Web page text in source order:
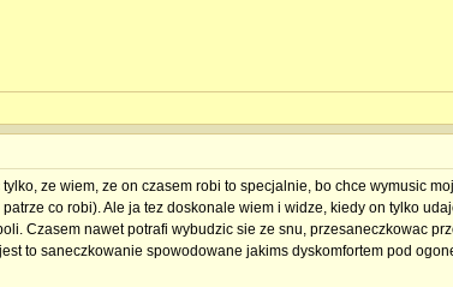
ze wiem, ze on czasem robi to specjalnie, bo chce wymusic
co robi). Ale ja tez doskonale wiem i widze, kiedy on tylko
Czasem nawet potrafi wybudzic sie ze snu, przesaneczkowac
to saneczkowanie spowodowane jakims dyskomfortem pod